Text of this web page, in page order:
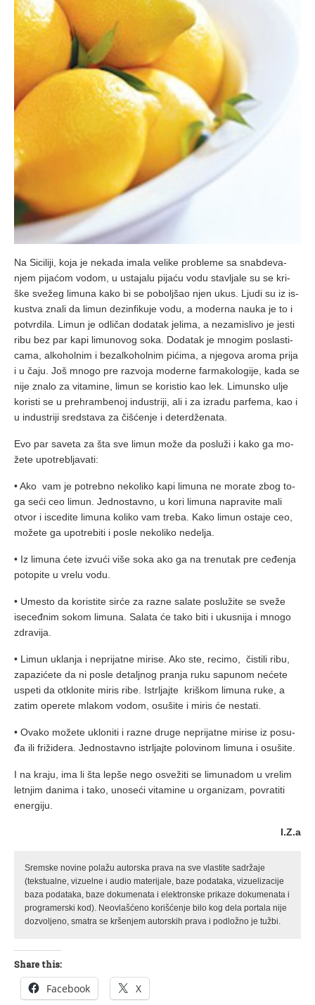
Na Si­ci­li­ji, ko­ja je ne­ka­da ima­la ve­li­ke pro­ble­me sa snab­de­va­
njem pi­ja­ćom vo­dom, u usta­ja­lu pi­ja­ću vo­du sta­vlja­le su se kri­
ške sve­žeg li­mu­na ka­ko bi se po­bolj­šao njen ukus. Lju­di su iz is­
ku­stva zna­li da li­mun dez­in­fi­ku­je vo­du, a mo­der­na na­u­ka je to i
po­tvr­di­la. Li­mun je od­li­čan do­da­tak je­li­ma, a ne­za­mi­sli­vo je je­sti
ri­bu bez par ka­pi li­mu­no­vog so­ka. Do­da­tak je mno­gim po­sla­sti­
ca­ma, al­ko­hol­nim i bez­al­ko­hol­nim pi­ći­ma, a nje­go­va aro­ma pri­ja
i u ča­ju. Još mno­go pre raz­vo­ja mo­der­ne far­ma­ko­lo­gi­je, ka­da se
ni­je zna­lo za vi­ta­mi­ne, li­mun se ko­ri­stio kao lek. Li­mun­sko ulje
ko­ri­sti se u pre­hram­be­noj in­du­stri­ji, ali i za iz­ra­du par­fe­ma, kao i
u in­du­stri­ji sred­sta­va za či­šće­nje i de­ter­dže­na­ta.
Evo par sa­ve­ta za šta sve li­mun mo­že da po­slu­ži i ka­ko ga mo­
že­te upo­tre­blja­va­ti:
• Ako vam je po­treb­no ne­ko­li­ko ka­pi li­mu­na ne mo­ra­te zbog to­
ga se­ći ceo li­mun. Jed­no­stav­no, u ko­ri li­mu­na na­pra­vi­te ma­li
otvor i is­ce­di­te li­mu­na ko­li­ko vam tre­ba. Ka­ko li­mun osta­je ceo,
mo­že­te ga upo­tre­bi­ti i po­sle ne­ko­li­ko ne­de­lja.
• Iz li­mu­na će­te iz­vu­ći vi­še so­ka ako ga na tre­nu­tak pre ce­đe­nja
po­to­pi­te u vre­lu vo­du.
• Ume­sto da ko­ri­sti­te sir­će za raz­ne sa­la­te po­slu­ži­te se sve­že
ise­ceđ­nim so­kom li­mu­na. Sa­la­ta će ta­ko bi­ti i uku­sni­ja i mno­go
zdra­vi­ja.
• Li­mun ukla­nja i ne­pri­jat­ne mi­ri­se. Ako ste, re­ci­mo, či­sti­li ri­bu,
za­pa­zi­će­te da ni po­sle de­talj­nog pra­nja ru­ku sa­pu­nom ne­će­te
us­pe­ti da ot­klo­ni­te mi­ris ri­be. Is­tr­ljaj­te kri­škom li­mu­na ru­ke, a
za­tim ope­re­te mla­kom vo­dom, osu­ši­te i mi­ris će ne­sta­ti.
• Ova­ko mo­že­te uklo­ni­ti i raz­ne dru­ge ne­pri­jat­ne mi­ri­se iz po­su­
đa ili fri­ži­de­ra. Jed­no­stav­no is­tr­ljaj­te po­lo­vi­nom li­mu­na i osu­ši­te.
I na kra­ju, ima li šta lep­še ne­go osve­ži­ti se li­mu­na­dom u vre­lim
let­njim da­ni­ma i ta­ko, uno­se­ći vi­ta­mi­ne u or­ga­ni­zam, po­vra­ti­ti
ener­gi­ju.
I.Z.a
Sremske novine polažu autorska prava na sve vlastite sadržaje
(tekstualne, vizuelne i audio materijale, baze podataka, vizuelizacije
baza podataka, baze dokumenata i elektronske prikaze dokumenata i
programerski kod). Neovlašćeno korišćenje bilo kog dela portala nije
dozvoljeno, smatra se kršenjem autorskih prava i podložno je tužbi.
Share this:
Facebook X